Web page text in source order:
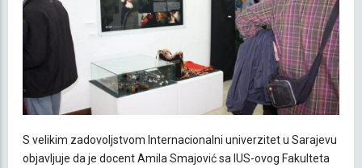
S velikim zadovoljstvom Internacionalni univerzitet u Sarajevu
objavljuje da je docent Amila Smajović sa IUS-ovog Fakulteta